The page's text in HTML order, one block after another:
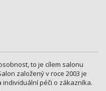
to je cílem salonu
založený v roce 2003 je
péči o zákazníka.